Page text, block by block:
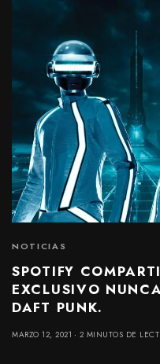
NOTICIAS
SPOTIFY
EXCLUSIVO
DAFT PUNK.
MARZO 12, 2021 2 MINUTOS DE